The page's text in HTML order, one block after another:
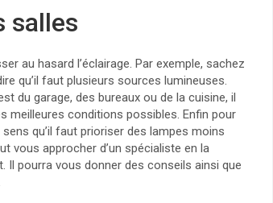
salles
au hasard l’éclairage. Par exemple, sachez
qu’il faut plusieurs sources lumineuses.
du garage, des bureaux ou de la cuisine, il
meilleures conditions possibles. Enfin pour
qu’il faut prioriser des lampes moins
vous approcher d’un spécialiste en la
Il pourra vous donner des conseils ainsi que